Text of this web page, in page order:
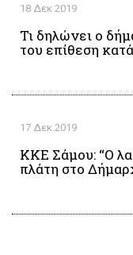
18 Δεκ 2019
Τι δηλώνει ο
του επίθεση
17 Δεκ 2019
ΚΚΕ Σάμου: “Ο
πλάτη στο